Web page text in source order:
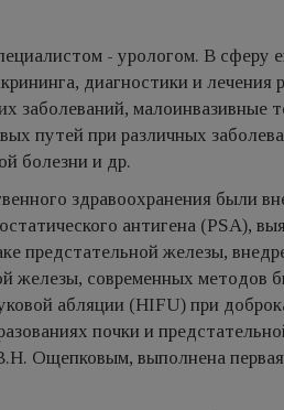
- урологом. В сферу
диагностики и лечения
заболеваний, малоинвазивные
путей при различных
бо­лезни и др.
здравоохранения были
антигена (PSA),
предстательной железы,
железы, современных методов
абляции (HIFU) при
почки и
Ощепковым, выполнена